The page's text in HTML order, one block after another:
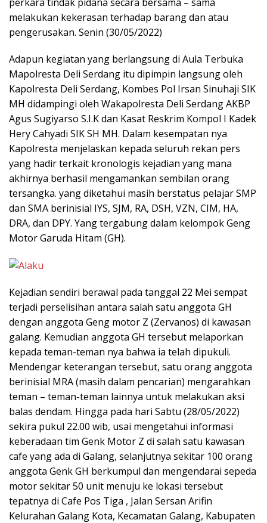
melakukan kekerasan terhadap barang dan atau
pengerusakan. Senin (30/05/2022)
Adapun kegiatan yang berlangsung di Aula Terbuka
Mapolresta Deli Serdang itu dipimpin langsung oleh
Kapolresta Deli Serdang, Kombes Pol Irsan Sinuhaji SIK
MH didampingi oleh Wakapolresta Deli Serdang AKBP
Agus Sugiyarso S.I.K dan Kasat Reskrim Kompol I Kadek
Hery Cahyadi SIK SH MH. Dalam kesempatan nya
Kapolresta menjelaskan kepada seluruh rekan pers
yang hadir terkait kronologis kejadian yang mana
akhirnya berhasil mengamankan sembilan orang
tersangka. yang diketahui masih berstatus pelajar SMP
dan SMA berinisial IYS, SJM, RA, DSH, VZN, CIM, HA,
DRA, dan DPY. Yang tergabung dalam kelompok Geng
Motor Garuda Hitam (GH).
Kejadian sendiri berawal pada tanggal 22 Mei sempat
terjadi perselisihan antara salah satu anggota GH
dengan anggota Geng motor Z (Zervanos) di kawasan
galang. Kemudian anggota GH tersebut melaporkan
kepada teman-teman nya bahwa ia telah dipukuli.
Mendengar keterangan tersebut, satu orang anggota
berinisial MRA (masih dalam pencarian) mengarahkan
teman – teman-teman lainnya untuk melakukan aksi
balas dendam. Hingga pada hari Sabtu (28/05/2022)
sekira pukul 22.00 wib, usai mengetahui informasi
keberadaan tim Genk Motor Z di salah satu kawasan
cafe yang ada di Galang, selanjutnya sekitar 100 orang
anggota Genk GH berkumpul dan mengendarai sepeda
motor sekitar 50 unit menuju ke lokasi tersebut
tepatnya di Cafe Pos Tiga , Jalan Sersan Arifin
Kelurahan Galang Kota, Kecamatan Galang, Kabupaten